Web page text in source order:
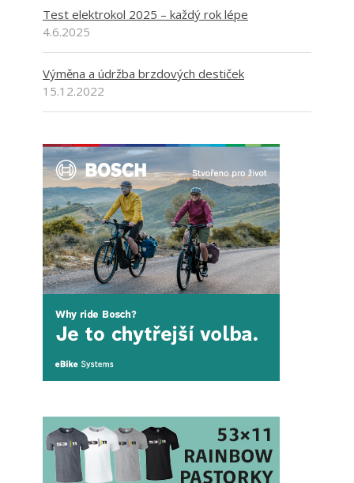
Test elektrokol 2025 – každý rok lépe
4.6.2025
Výměna a údržba brzdových destiček
15.12.2022